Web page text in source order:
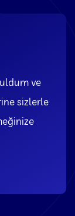
ve
sizlerle